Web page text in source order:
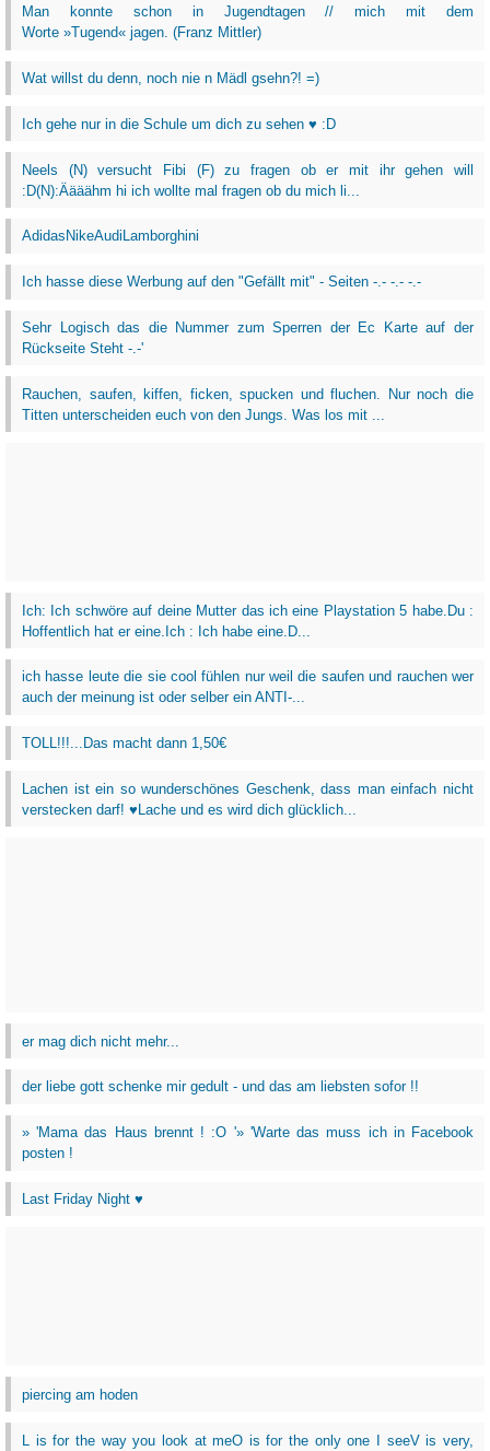
Man konnte schon in Jugendtagen // mich mit dem
Worte »Tugend« jagen. (Franz Mittler)
Wat willst du denn, noch nie n Mädl gsehn?! =)
Ich gehe nur in die Schule um dich zu sehen ♥ :D
Neels (N) versucht Fibi (F) zu fragen ob er mit ihr gehen will
:D(N):Äääähm hi ich wollte mal fragen ob du mich li...
AdidasNikeAudiLamborghini
Ich hasse diese Werbung auf den "Gefällt mit" - Seiten -.- -.- -.-
Sehr Logisch das die Nummer zum Sperren der Ec Karte auf der
Rückseite Steht -.-'
Rauchen, saufen, kiffen, ficken, spucken und fluchen. Nur noch die
Titten unterscheiden euch von den Jungs. Was los mit ...
Ich: Ich schwöre auf deine Mutter das ich eine Playstation 5 habe.Du :
Hoffentlich hat er eine.Ich : Ich habe eine.D...
ich hasse leute die sie cool fühlen nur weil die saufen und rauchen wer
auch der meinung ist oder selber ein ANTI-...
TOLL!!!...Das macht dann 1,50€
Lachen ist ein so wunderschönes Geschenk, dass man einfach nicht
verstecken darf! ♥Lache und es wird dich glücklich...
er mag dich nicht mehr...
der liebe gott schenke mir gedult - und das am liebsten sofor !!
» 'Mama das Haus brennt ! :O '» 'Warte das muss ich in Facebook
posten !
Last Friday Night ♥
piercing am hoden
L is for the way you look at meO is for the only one I seeV is very,